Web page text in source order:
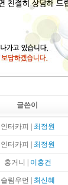
글쓴이
인터카피 | 최정원
인터카피 | 최정원
홍거니 | 이홍건
슬림우먼 | 최신혜